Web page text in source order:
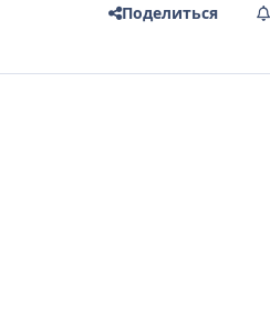
Поделиться